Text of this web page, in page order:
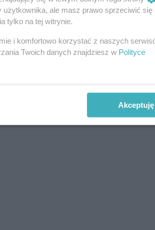
użytkownika, ale masz prawo sprzeciwić się
tylko na tej witrynie.
i komfortowo korzystać z naszych
Twoich danych znajdziesz w Polityce
Akceptuję